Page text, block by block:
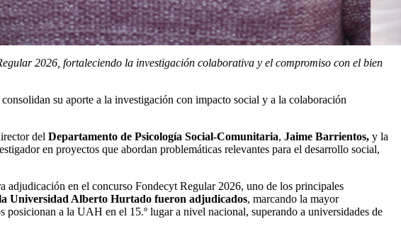
2026, fortaleciendo la investigación colaborativa y el compromiso con el bien
consolidan su aporte a la investigación con impacto social y a la colaboración
del Departamento de Psicología Social-Comunitaria, Jaime Barrientos, y la
en proyectos que abordan problemáticas relevantes para el desarrollo social,
adjudicación en el concurso Fondecyt Regular 2026, uno de los principales
Universidad Alberto Hurtado fueron adjudicados, marcando la mayor
posicionan a la UAH en el 15.º lugar a nivel nacional, superando a universidades de